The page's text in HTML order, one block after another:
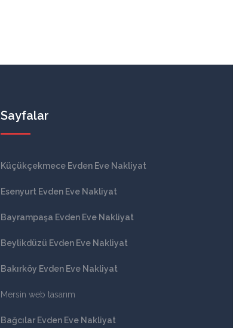
Sayfalar
Küçükçekmece Evden Eve Nakliyat
Esenyurt Evden Eve Nakliyat
Bayrampaşa Evden Eve Nakliyat
Beylikdüzü Evden Eve Nakliyat
Bakırköy Evden Eve Nakliyat
Mersin web tasarım
Bağcılar Evden Eve Nakliyat